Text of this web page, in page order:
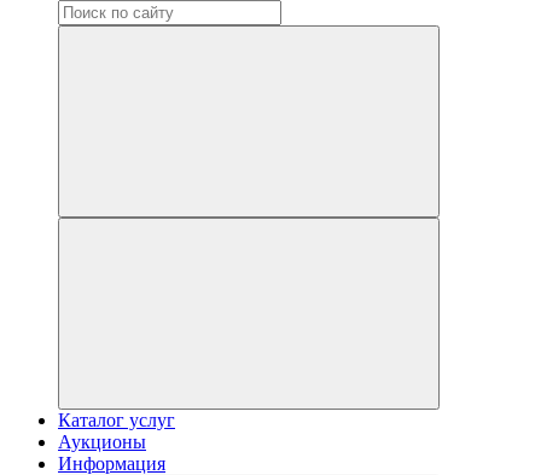
Каталог услуг
Аукционы
Информация